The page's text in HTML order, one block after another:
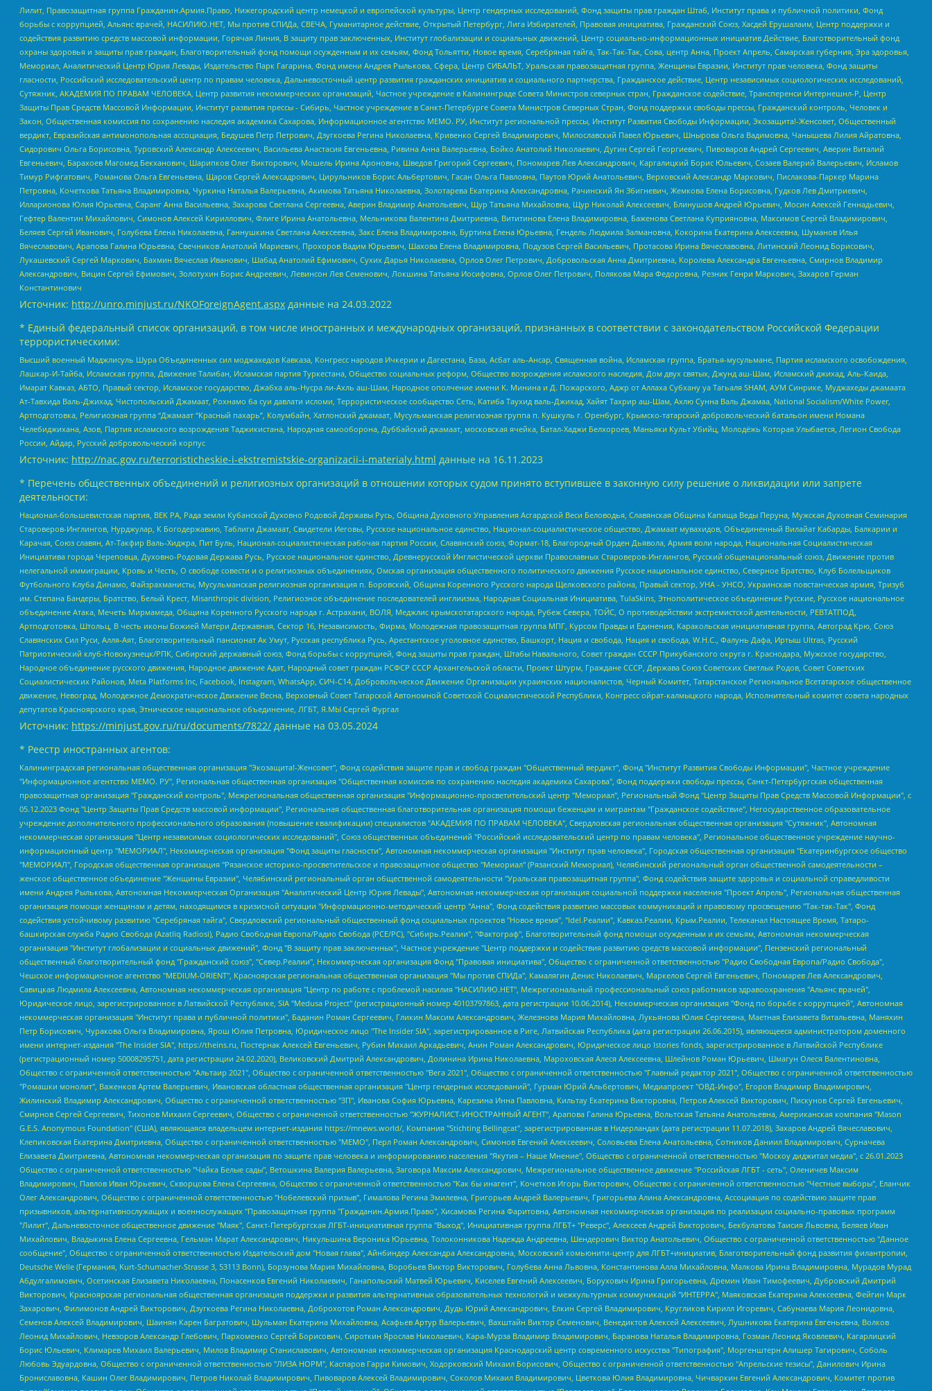
Лилит, Правозащитная группа Гражданин.Армия.Право, Нижегородский центр немецкой и европейской культуры, Центр гендерных исследований, Фонд защиты прав граждан Штаб, Институт права и публичной политики, Фонд
борьбы с коррупцией, Альянс врачей, НАСИЛИЮ.НЕТ, Мы против СПИДа, СВЕЧА, Гуманитарное действие, Открытый Петербург, Лига Избирателей, Правовая инициатива, Гражданский Союз, Хасдей Ерушалаим, Центр поддержки и
содействия развитию средств массовой информации, Горячая Линия, В защиту прав заключенных, Институт глобализации и социальных движений, Центр социально-информационных инициатив Действие, Благотворительный фонд
охраны здоровья и защиты прав граждан, Благотворительный фонд помощи осужденным и их семьям, Фонд Тольятти, Новое время, Серебряная тайга, Так-Так-Так, Сова, центр Анна, Проект Апрель, Самарская губерния, Эра здоровья,
Мемориал, Аналитический Центр Юрия Левады, Издательство Парк Гагарина, Фонд имени Андрея Рылькова, Сфера, Центр СИБАЛЬТ, Уральская правозащитная группа, Женщины Евразии, Институт прав человека, Фонд защиты
гласности, Российский исследовательский центр по правам человека, Дальневосточный центр развития гражданских инициатив и социального партнерства, Гражданское действие, Центр независимых социологических исследований,
Сутяжник, АКАДЕМИЯ ПО ПРАВАМ ЧЕЛОВЕКА, Центр развития некоммерческих организаций, Частное учреждение в Калининграде Совета Министров северных стран, Гражданское содействие, Трансперенси Интернешнл-Р, Центр
Защиты Прав Средств Массовой Информации, Институт развития прессы - Сибирь, Частное учреждение в Санкт-Петербурге Совета Министров Северных Стран, Фонд поддержки свободы прессы, Гражданский контроль, Человек и
Закон, Общественная комиссия по сохранению наследия академика Сахарова, Информационное агентство МЕМО. РУ, Институт региональной прессы, Институт Развития Свободы Информации, Экозащита!-Женсовет, Общественный
вердикт, Евразийская антимонопольная ассоциация, Бедушев Петр Петрович, Дзугкоева Регина Николаевна, Кривенко Сергей Владимирович, Милославский Павел Юрьевич, Шнырова Ольга Вадимовна, Чанышева Лилия Айратовна,
Сидорович Ольга Борисовна, Туровский Александр Алексеевич, Васильева Анастасия Евгеньевна, Ривина Анна Валерьевна, Бойко Анатолий Николаевич, Дугин Сергей Георгиевич, Пивоваров Андрей Сергеевич, Аверин Виталий
Евгеньевич, Барахоев Магомед Бекханович, Шарипков Олег Викторович, Мошель Ирина Ароновна, Шведов Григорий Сергеевич, Пономарев Лев Александрович, Каргалицкий Борис Юльевич, Созаев Валерий Валерьевич, Исламов
Тимур Рифгатович, Романова Ольга Евгеньевна, Щаров Сергей Алексадрович, Цирульников Борис Альбертович, Гасан Ольга Павловна, Паутов Юрий Анатольевич, Верховский Александр Маркович, Пислакова-Паркер Марина
Петровна, Кочеткова Татьяна Владимировна, Чуркина Наталья Валерьевна, Акимова Татьяна Николаевна, Золотарева Екатерина Александровна, Рачинский Ян Збигневич, Жемкова Елена Борисовна, Гудков Лев Дмитриевич,
Илларионова Юлия Юрьевна, Саранг Анна Васильевна, Захарова Светлана Сергеевна, Аверин Владимир Анатольевич, Щур Татьяна Михайловна, Щур Николай Алексеевич, Блинушов Андрей Юрьевич, Мосин Алексей Геннадьевич,
Гефтер Валентин Михайлович, Симонов Алексей Кириллович, Флиге Ирина Анатольевна, Мельникова Валентина Дмитриевна, Вититинова Елена Владимировна, Баженова Светлана Куприяновна, Максимов Сергей Владимирович,
Беляев Сергей Иванович, Голубева Елена Николаевна, Ганнушкина Светлана Алексеевна, Закс Елена Владимировна, Буртина Елена Юрьевна, Гендель Людмила Залмановна, Кокорина Екатерина Алексеевна, Шуманов Илья
Вячеславович, Арапова Галина Юрьевна, Свечников Анатолий Мариевич, Прохоров Вадим Юрьевич, Шахова Елена Владимировна, Подузов Сергей Васильевич, Протасова Ирина Вячеславовна, Литинский Леонид Борисович,
Лукашевский Сергей Маркович, Бахмин Вячеслав Иванович, Шабад Анатолий Ефимович, Сухих Дарья Николаевна, Орлов Олег Петрович, Добровольская Анна Дмитриевна, Королева Александра Евгеньевна, Смирнов Владимир
Александрович, Вицин Сергей Ефимович, Золотухин Борис Андреевич, Левинсон Лев Семенович, Локшина Татьяна Иосифовна, Орлов Олег Петрович, Полякова Мара Федоровна, Резник Генри Маркович, Захаров Герман
Константинович
Источник: http://unro.minjust.ru/NKOForeignAgent.aspx данные на 24.03.2022
* Единый федеральный список организаций, в том числе иностранных и международных организаций, признанных в соответствии с законодательством Российской Федерации
террористическими:
Высший военный Маджлисуль Шура Объединенных сил моджахедов Кавказа, Конгресс народов Ичкерии и Дагестана, База, Асбат аль-Ансар, Священная война, Исламская группа, Братья-мусульмане, Партия исламского освобождения,
Лашкар-И-Тайба, Исламская группа, Движение Талибан, Исламская партия Туркестана, Общество социальных реформ, Общество возрождения исламского наследия, Дом двух святых, Джунд аш-Шам, Исламский джихад, Аль-Каида,
Имарат Кавказ, АБТО, Правый сектор, Исламское государство, Джабха аль-Нусра ли-Ахль аш-Шам, Народное ополчение имени К. Минина и Д. Пожарского, Аджр от Аллаха Субхану уа Тагьаля SHAM, АУМ Синрике, Муджахеды джамаата
Ат-Тавхида Валь-Джихад, Чистопольский Джамаат, Рохнамо ба суи давлати исломи, Террористическое сообщество Сеть, Катиба Таухид валь-Джихад, Хайят Тахрир аш-Шам, Ахлю Сунна Валь Джамаа, National Socialism/White Power,
Артподготовка, Религиозная группа “Джамаат “Красный пахарь”, Колумбайн, Хатлонский джамаат, Мусульманская религиозная группа п. Кушкуль г. Оренбург, Крымско-татарский добровольческий батальон имени Номана
Челебиджихана, Азов, Партия исламского возрождения Таджикистана, Народная самооборона, Дуббайский джамаат, московская ячейка, Батал-Хаджи Белхороев, Маньяки Культ Убийц, Молодёжь Которая Улыбается, Легион Свобода
России, Айдар, Русский добровольческий корпус
Источник: http://nac.gov.ru/terroristicheskie-i-ekstremistskie-organizacii-i-materialy.html данные на 16.11.2023
* Перечень общественных объединений и религиозных организаций в отношении которых судом принято вступившее в законную силу решение о ликвидации или запрете
деятельности:
Национал-большевистская партия, ВЕК РА, Рада земли Кубанской Духовно Родовой Державы Русь, Община Духовного Управления Асгардской Веси Беловодья, Славянская Община Капища Веды Перуна, Мужская Духовная Семинария
Староверов-Инглингов, Нурджулар, К Богодержавию, Таблиги Джамаат, Свидетели Иеговы, Русское национальное единство, Национал-социалистическое общество, Джамаат мувахидов, Объединенный Вилайат Кабарды, Балкарии и
Карачая, Союз славян, Ат-Такфир Валь-Хиджра, Пит Буль, Национал-социалистическая рабочая партия России, Славянский союз, Формат-18, Благородный Орден Дьявола, Армия воли народа, Национальная Социалистическая
Инициатива города Череповца, Духовно-Родовая Держава Русь, Русское национальное единство, Древнерусской Инглистической церкви Православных Староверов-Инглингов, Русский общенациональный союз, Движение против
нелегальной иммиграции, Кровь и Честь, О свободе совести и о религиозных объединениях, Омская организация общественного политического движения Русское национальное единство, Северное Братство, Клуб Болельщиков
Футбольного Клуба Динамо, Файзрахманисты, Мусульманская религиозная организация п. Боровский, Община Коренного Русского народа Щелковского района, Правый сектор, УНА - УНСО, Украинская повстанческая армия, Тризуб
им. Степана Бандеры, Братство, Белый Крест, Misanthropic division, Религиозное объединение последователей инглиизма, Народная Социальная Инициатива, TulaSkins, Этнополитическое объединение Русские, Русское национальное
объединение Атака, Мечеть Мирмамеда, Община Коренного Русского народа г. Астрахани, ВОЛЯ, Меджлис крымскотатарского народа, Рубеж Севера, ТОЙС, О противодействии экстремистской деятельности, РЕВТАТПОД,
Артподготовка, Штольц, В честь иконы Божией Матери Державная, Сектор 16, Независимость, Фирма, Молодежная правозащитная группа МПГ, Курсом Правды и Единения, Каракольская инициативная группа, Автоград Крю, Союз
Славянских Сил Руси, Алля-Аят, Благотворительный пансионат Ак Умут, Русская республика Русь, Арестантское уголовное единство, Башкорт, Нация и свобода, Нация и свобода, W.H.С., Фалунь Дафа, Иртыш Ultras, Русский
Патриотический клуб-Новокузнецк/РПК, Сибирский державный союз, Фонд борьбы с коррупцией, Фонд защиты прав граждан, Штабы Навального, Совет граждан СССР Прикубанского округа г. Краснодара, Мужское государство,
Народное объединение русского движения, Народное движение Адат, Народный совет граждан РСФСР СССР Архангельской области, Проект Штурм, Граждане СССР, Держава Союз Советских Светлых Родов, Совет Советских
Социалистических Районов, Meta Platforms Inc, Facebook, Instagram, WhatsApp, СИЧ-С14, Добровольческое Движение Организации украинских националистов, Черный Комитет, Татарстанское Региональное Всетатарское общественное
движение, Невоград, Молодежное Демократическое Движение Весна, Верховный Совет Татарской Автономной Советской Социалистической Республики, Конгресс ойрат-калмыцкого народа, Исполнительный комитет совета народных
депутатов Красноярского края, Этническое национальное объединение, ЛГБТ, Я.МЫ Сергей Фургал
Источник: https://minjust.gov.ru/ru/documents/7822/ данные на 03.05.2024
* Реестр иностранных агентов:
Калининградская региональная общественная организация "Экозащита!-Женсовет", Фонд содействия защите прав и свобод граждан "Общественный вердикт", Фонд "Институт Развития Свободы Информации", Частное учреждение "Информационное агентство МЕМО. РУ", Региональная общественная организация "Общественная комиссия по сохранению наследия академика Сахарова", Фонд поддержки свободы прессы, Санкт-Петербургская общественная правозащитная организация "Гражданский контроль", Межрегиональная общественная организация "Информационно-просветительский центр "Мемориал", Региональный Фонд "Центр Защиты Прав Средств Массовой Информации", с 05.12.2023 Фонд "Центр Защиты Прав Средств массовой информации", Региональная общественная благотворительная организация помощи беженцам и мигрантам "Гражданское содействие", Негосударственное образовательное учреждение дополнительного профессионального образования (повышение квалификации) специалистов "АКАДЕМИЯ ПО ПРАВАМ ЧЕЛОВЕКА", Свердловская региональная общественная организация "Сутяжник", Автономная некоммерческая организация "Центр независимых социологических исследований", Союз общественных объединений "Российский исследовательский центр по правам человека", Региональное общественное учреждение научно-информационный центр "МЕМОРИАЛ", Некоммерческая организация "Фонд защиты гласности", Автономная некоммерческая организация "Институт прав человека", Городская общественная организация "Екатеринбургское общество "МЕМОРИАЛ", Городская общественная организация "Рязанское историко-просветительское и правозащитное общество "Мемориал" (Рязанский Мемориал), Челябинский региональный орган общественной самодеятельности – женское общественное объединение "Женщины Евразии", Челябинский региональный орган общественной самодеятельности "Уральская правозащитная группа", Фонд содействия защите здоровья и социальной справедливости имени Андрея Рылькова, Автономная Некоммерческая Организация "Аналитический Центр Юрия Левады", Автономная некоммерческая организация социальной поддержки населения "Проект Апрель", Региональная общественная организация помощи женщинам и детям, находящимся в кризисной ситуации "Информационно-методический центр "Анна", Фонд содействия развитию массовых коммуникаций и правовому просвещению "Так-так-Так", Фонд содействия устойчивому развитию "Серебряная тайга", Свердловский региональный общественный фонд социальных проектов "Новое время", "Idel.Реалии", Кавказ.Реалии, Крым.Реалии, Телеканал Настоящее Время, Татаро-башкирская служба Радио Свобода (Azatliq Radiosi), Радио Свободная Европа/Радио Свобода (PCE/PC), "Сибирь.Реалии", "Фактограф", Благотворительный фонд помощи осужденным и их семьям, Автономная некоммерческая организация "Институт глобализации и социальных движений", Фонд "В защиту прав заключенных", Частное учреждение "Центр поддержки и содействия развитию средств массовой информации", Пензенский региональный общественный благотворительный фонд "Гражданский союз", "Север.Реалии", Некоммерческая организация Фонд "Правовая инициатива", Общество с ограниченной ответственностью "Радио Свободная Европа/Радио Свобода", Чешское информационное агентство "MEDIUM-ORIENT", Красноярская региональная общественная организация "Мы против СПИДа", Камалягин Денис Николаевич, Маркелов Сергей Евгеньевич, Пономарев Лев Александрович, Савицкая Людмила Алексеевна, Автономная некоммерческая организация "Центр по работе с проблемой насилия "НАСИЛИЮ.НЕТ", Межрегиональный профессиональный союз работников здравоохранения "Альянс врачей", Юридическое лицо, зарегистрированное в Латвийской Республике, SIA "Medusa Project" (регистрационный номер 40103797863, дата регистрации 10.06.2014), Некоммерческая организация "Фонд по борьбе с коррупцией", Автономная некоммерческая организация "Институт права и публичной политики", Баданин Роман Сергеевич, Гликин Максим Александрович, Железнова Мария Михайловна, Лукьянова Юлия Сергеевна, Маетная Елизавета Витальевна, Маняхин Петр Борисович, Чуракова Ольга Владимировна, Ярош Юлия Петровна, Юридическое лицо "The Insider SIA", зарегистрированное в Риге, Латвийская Республика (дата регистрации 26.06.2015), являющееся администратором доменного имени интернет-издания "The Insider SIA", https://theins.ru, Постернак Алексей Евгеньевич, Рубин Михаил Аркадьевич, Анин Роман Александрович, Юридическое лицо Istories fonds, зарегистрированное в Латвийской Республике (регистрационный номер 50008295751, дата регистрации 24.02.2020), Великовский Дмитрий Александрович, Долинина Ирина Николаевна, Мароховская Алеся Алексеевна, Шлейнов Роман Юрьевич, Шмагун Олеся Валентиновна, Общество с ограниченной ответственностью "Альтаир 2021", Общество с ограниченной ответственностью "Вега 2021", Общество с ограниченной ответственностью "Главный редактор 2021", Общество с ограниченной ответственностью "Ромашки монолит", Важенков Артем Валерьевич, Ивановская областная общественная организация "Центр гендерных исследований", Гурман Юрий Альбертович, Медиапроект "ОВД-Инфо", Егоров Владимир Владимирович, Жилинский Владимир Александрович, Общество с ограниченной ответственностью "ЗП", Иванова София Юрьевна, Карезина Инна Павловна, Кильтау Екатерина Викторовна, Петров Алексей Викторович, Пискунов Сергей Евгеньевич, Смирнов Сергей Сергеевич, Тихонов Михаил Сергеевич, Общество с ограниченной ответственностью "ЖУРНАЛИСТ-ИНОСТРАННЫЙ АГЕНТ", Арапова Галина Юрьевна, Вольтская Татьяна Анатольевна, Американская компания "Mason G.E.S. Anonymous Foundation" (США), являющаяся владельцем интернет-издания https://mnews.world/, Компания "Stichting Bellingcat", зарегистрированная в Нидерландах (дата регистрации 11.07.2018), Захаров Андрей Вячеславович, Клепиковская Екатерина Дмитриевна, Общество с ограниченной ответственностью "МЕМО", Перл Роман Александрович, Симонов Евгений Алексеевич, Соловьева Елена Анатольевна, Сотников Даниил Владимирович, Сурначева Елизавета Дмитриевна, Автономная некоммерческая организация по защите прав человека и информированию населения "Якутия – Наше Мнение", Общество с ограниченной ответственностью "Москоу диджитал медиа", с 26.01.2023 Общество с ограниченной ответственностью "Чайка Белые сады", Ветошкина Валерия Валерьевна, Заговора Максим Александрович, Межрегиональное общественное движение "Российская ЛГБТ - сеть", Оленичев Максим Владимирович, Павлов Иван Юрьевич, Скворцова Елена Сергеевна, Общество с ограниченной ответственностью "Как бы инагент", Кочетков Игорь Викторович, Общество с ограниченной ответственностью "Честные выборы", Еланчик Олег Александрович, Общество с ограниченной ответственностью "Нобелевский призыв", Гималова Регина Эмилевна, Григорьев Андрей Валерьевич, Григорьева Алина Александровна, Ассоциация по содействию защите прав призывников, альтернативнослужащих и военнослужащих "Правозащитная группа "Гражданин.Армия.Право", Хисамова Регина Фаритовна, Автономная некоммерческая организация по реализации социально-правовых программ "Лилит", Дальневосточное общественное движение "Маяк", Санкт-Петербургская ЛГБТ-инициативная группа "Выход", Инициативная группа ЛГБТ+ "Реверс", Алексеев Андрей Викторович, Бекбулатова Таисия Львовна, Беляев Иван Михайлович, Владыкина Елена Сергеевна, Гельман Марат Александрович, Никульшина Вероника Юрьевна, Толоконникова Надежда Андреевна, Шендерович Виктор Анатольевич, Общество с ограниченной ответственностью "Данное сообщение", Общество с ограниченной ответственностью Издательский дом "Новая глава", Айнбиндер Александра Александровна, Московский комьюнити-центр для ЛГБТ+инициатив, Благотворительный фонд развития филантропии, Deutsche Welle (Германия, Kurt-Schumacher-Strasse 3, 53113 Bonn), Борзунова Мария Михайловна, Воробьев Виктор Викторович, Голубева Анна Львовна, Константинова Алла Михайловна, Малкова Ирина Владимировна, Мурадов Мурад Абдулгалимович, Осетинская Елизавета Николаевна, Понасенков Евгений Николаевич, Ганапольский Матвей Юрьевич, Киселев Евгений Алексеевич, Борухович Ирина Григорьевна, Дремин Иван Тимофеевич, Дубровский Дмитрий Викторович, Красноярская региональная общественная организация поддержки и развития альтернативных образовательных технологий и межкультурных коммуникаций "ИНТЕРРА", Маяковская Екатерина Алексеевна, Фейгин Марк Захарович, Филимонов Андрей Викторович, Дзугкоева Регина Николаевна, Доброхотов Роман Александрович, Дудь Юрий Александрович, Елкин Сергей Владимирович, Кругликов Кирилл Игоревич, Сабунаева Мария Леонидовна, Семенов Алексей Владимирович, Шаинян Карен Багратович, Шульман Екатерина Михайловна, Асафьев Артур Валерьевич, Вахштайн Виктор Семенович, Венедиктов Алексей Алексеевич, Лушникова Екатерина Евгеньевна, Волков Леонид Михайлович, Невзоров Александр Глебович, Пархоменко Сергей Борисович, Сироткин Ярослав Николаевич, Кара-Мурза Владимир Владимирович, Баранова Наталья Владимировна, Гозман Леонид Яковлевич, Кагарлицкий Борис Юльевич, Климарев Михаил Валерьевич, Милов Владимир Станиславович, Автономная некоммерческая организация Краснодарский центр современного искусства "Типография", Моргенштерн Алишер Тагирович, Соболь Любовь Эдуардовна, Общество с ограниченной ответственностью "ЛИЗА НОРМ", Каспаров Гарри Кимович, Ходорковский Михаил Борисович, Общество с ограниченной ответственностью "Апрельские тезисы", Данилович Ирина Брониславовна, Кашин Олег Владимирович, Петров Николай Владимирович, Пивоваров Алексей Владимирович, Соколов Михаил Владимирович, Цветкова Юлия Владимировна, Чичваркин Евгений Александрович, Комитет против пыток/Команда против пыток, Общество с ограниченной ответственностью "Первый научный", Общество с ограниченной ответственностью "Вертолет и ко", Белоцерковская Вероника Борисовна, Кац Максим Евгеньевич, Лазарева Татьяна Юрьевна, Шаведдинов Руслан Табризович, Яшин Илья Валерьевич, Общество с ограниченной ответственностью "Иноагент ААВ", Алешковский Дмитрий Петрович, Альбац Евгения Марковна, Быков Дмитрий Львович, Галямина Юлия Евгеньевна, Лойко Сергей Леонидович, Мартынов Кирилл Константинович, Медведев Сергей Александрович, Крашенинников Федор Геннадиевич, Гордеева Катерина Вл